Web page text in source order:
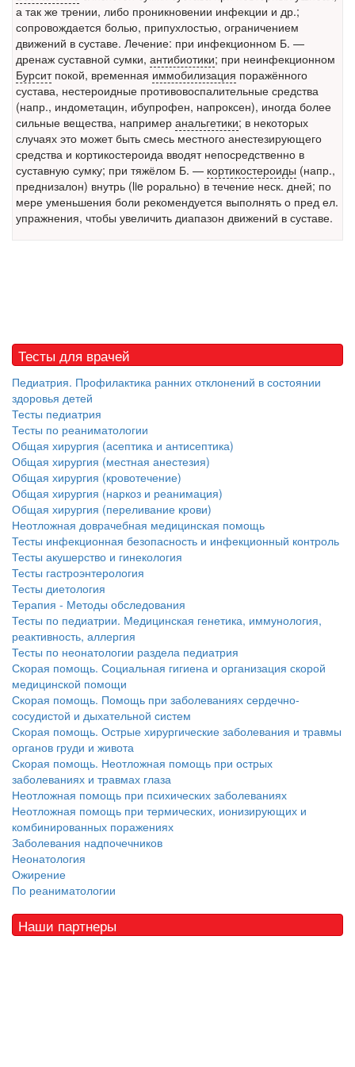
Местная анестезия развивает кардиотоксичность
Федеральная служба по
надзору в сфере
здравоохранения озвучила
тревожную статистику. Она
касаются увеличения риска
острой кардиотоксичности и
роста сопутствующих
осложнений от...
Закон о праве родителей находиться с детьми в
нахождении одного из
родителей в
больничной палате
бесплатно, в течении всего срока лечения...
а так же трении, либо проникновении инфекции и др.;
сопровождается болью, припухлостью, ограничением
движений в суставе. Лечение: при инфекционном Б. —
дренаж суставной сумки, антибиотики; при неинфекционном
Бурситпокой, временная иммобилизация поражённого
сустава, нестероидные противовоспалительные средства
(напр., индометацин, ибупрофен, напроксен), иногда более
сильные вещества, например анальгетики; в некоторых
случаях это может быть смесь местного анестезирующего
средства и кортикостероида вводят непосредственно в
суставную сумку; при тяжёлом Б. — кортикостероиды (напр.,
преднизалон) внутрь (lie рорально) в течение неск. дней; по
мере уменьшения боли рекомендуется выполнять о пред ел.
упражнения, чтобы увеличить диапазон движений в суставе.
Тесты для врачей
Педиатрия. Профилактика ранних отклонений в состоянии
здоровья детей
Тесты педиатрия
Тесты по реаниматологии
Общая хирургия (асептика и антисептика)
Общая хирургия (местная анестезия)
Общая хирургия (кровотечение)
Общая хирургия (наркоз и реанимация)
Общая хирургия (переливание крови)
Неотложная доврачебная медицинская помощь
Тесты инфекционная безопасность и инфекционный контроль
Тесты акушерство и гинекология
Тесты гастроэнтерология
Тесты диетология
Терапия - Методы обследования
Тесты по педиатрии. Медицинская генетика, иммунология,
реактивность, аллергия
Тесты по неонатологии раздела педиатрия
Скорая помощь. Социальная гигиена и организация скорой
медицинской помощи
Скорая помощь. Помощь при заболеваниях сердечно-
сосудистой и дыхательной систем
Скорая помощь. Острые хирургические заболевания и травмы
органов груди и живота
Скорая помощь. Неотложная помощь при острых
заболеваниях и травмах глаза
Неотложная помощь при психических заболеваниях
Неотложная помощь при термических, ионизирующих и
комбинированных поражениях
Заболевания надпочечников
Неонатология
Ожирение
По реаниматологии
Наши партнеры